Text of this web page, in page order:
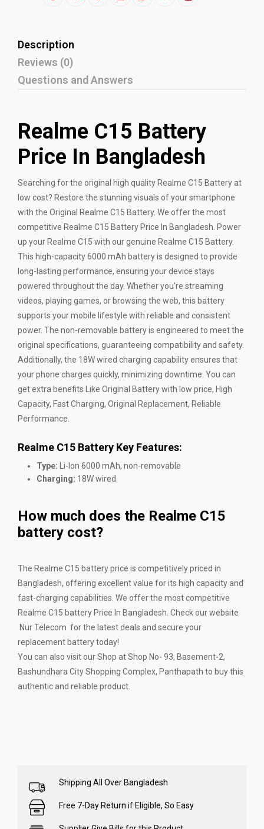
Description
Reviews (0)
Questions and Answers
Realme C15 Battery
Price In Bangladesh
Searching for the original high quality Realme C15 Battery at
low cost? Restore the stunning visuals of your smartphone
with the Original Realme C15 Battery. We offer the most
competitive Realme C15 Battery Price In Bangladesh. Power
up your Realme C15 with our genuine Realme C15 Battery.
This high-capacity 6000 mAh battery is designed to provide
long-lasting performance, ensuring your device stays
powered throughout the day. Whether you're streaming
videos, playing games, or browsing the web, this battery
supports your mobile lifestyle with reliable and consistent
power. The non-removable battery is engineered to meet the
original specifications, guaranteeing compatibility and safety.
Additionally, the 18W wired charging capability ensures that
your phone charges quickly, minimizing downtime. You can
get extra benefits Like Original Battery with low price, High
Capacity, Fast Charging, Original Replacement, Reliable
Performance.
Realme C15 Battery Key Features:
Type: Li-Ion 6000 mAh, non-removable
Charging: 18W wired
How much does the Realme C15
battery cost?
The Realme C15 battery price is competitively priced in
Bangladesh, offering excellent value for its high capacity and
fast-charging capabilities. We offer the most competitive
Realme C15 battery Price In Bangladesh. Check our website
Nur Telecom for the latest deals and secure your
replacement battery today!
You can also visit our Shop at Shop No- 93, Basement-2,
Bashundhara City Shopping Complex, Panthapath to buy this
authentic and reliable product.
Shipping All Over Bangladesh
Free 7-Day Return if Eligible, So Easy